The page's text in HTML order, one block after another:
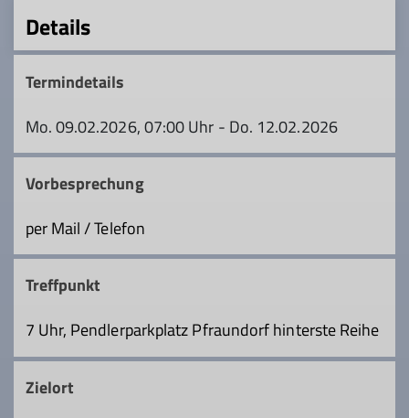
Details
Termindetails
Mo. 09.02.2026, 07:00 Uhr - Do. 12.02.2026
Vorbesprechung
per Mail / Telefon
Treffpunkt
7 Uhr, Pendlerparkplatz Pfraundorf hinterste Reihe
Zielort